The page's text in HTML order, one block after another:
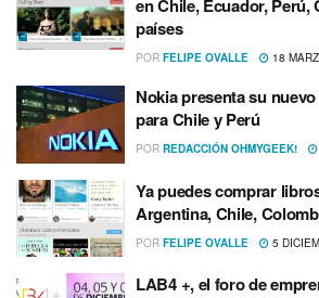
en Chile, Ecuador,
paí­ses
POR FELIPE OVALLE 18
Nokia presenta su
para Chile y Perú
POR REDACCIÓN OHMYGEEK!
Ya puedes comprar
Argentina, Chile,
POR FELIPE OVALLE 5
LAB4 +, el foro de